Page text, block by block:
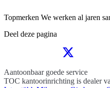
Topmerken We werken al jaren
Deel deze pagina
Aantoonbaar goede service
TOC kantoorinrichting is dealer